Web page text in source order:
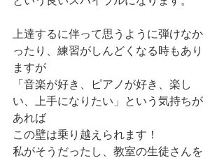
上達するに伴って思うように弾けなか
ったり、練習がしんどくなる時もあり
ますが
「音楽が好き、ピアノが好き、楽し
い、上手になりたい」という気持ちが
あれば
この壁は乗り越えられます！
私がそうだったし、教室の生徒さんを